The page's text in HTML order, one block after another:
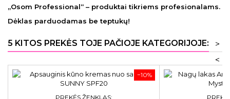
„Osom Professional“ – produktai tikriems profesionalams.
Dėklas parduodamas be teptukų!
5 KITOS PREKĖS TOJE PAČIOJE KATEGORIJOJE:
>
<
−10%
PREKĖS ŽENKLAS: